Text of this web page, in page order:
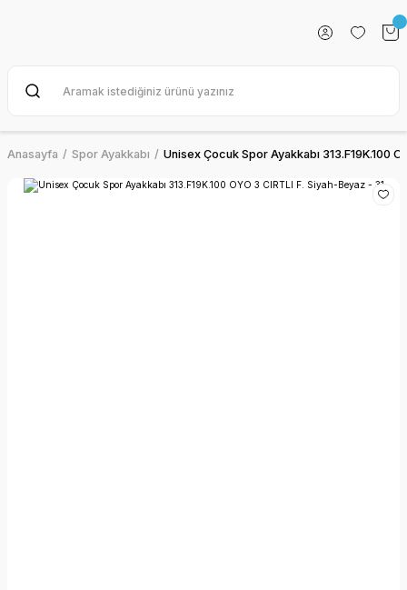
Anasayfa Spor Ayakkabı Unisex Çocuk Spor Ayakkabı 313.F19K.100